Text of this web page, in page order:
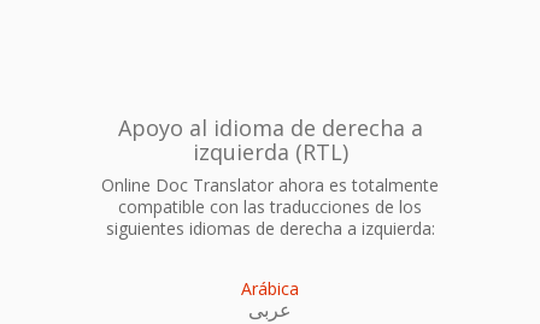
Apoyo al idioma de derecha a
izquierda (RTL)
Online Doc Translator ahora es totalmente
compatible con las traducciones de los
siguientes idiomas de derecha a izquierda:
Arábica
عربى